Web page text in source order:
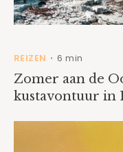
REIZEN •6 min
Zomer aan de
kustavontuur in